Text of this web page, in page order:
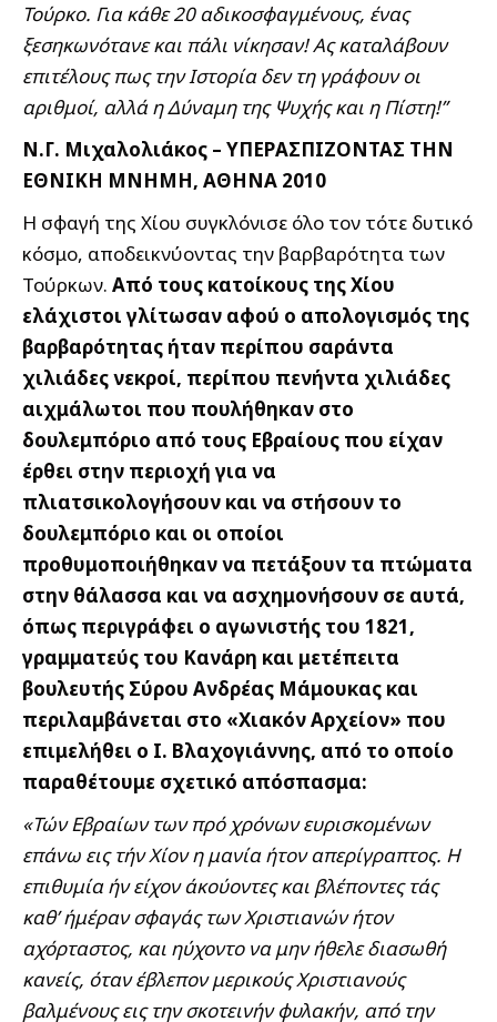
Τούρκο. Για κάθε 20 αδικοσφαγμένους, ένας
ξεσηκωνότανε και πάλι νίκησαν! Ας καταλάβουν
επιτέλους πως την Ιστορία δεν τη γράφουν οι
αριθμοί, αλλά η Δύναμη της Ψυχής και η Πίστη!”
Ν.Γ. Μιχαλολιάκος – ΥΠΕΡΑΣΠΙΖΟΝΤΑΣ ΤΗΝ
ΕΘΝΙΚΗ ΜΝΗΜΗ, ΑΘΗΝΑ 2010
Η σφαγή της Χίου συγκλόνισε όλο τον τότε δυτικό
κόσμο, αποδεικνύοντας την βαρβαρότητα των
Τούρκων. Από τους κατοίκους της Χίου
ελάχιστοι γλίτωσαν αφού ο απολογισμός της
βαρβαρότητας ήταν περίπου σαράντα
χιλιάδες νεκροί, περίπου πενήντα χιλιάδες
αιχμάλωτοι που πουλήθηκαν στο
δουλεμπόριο από τους Εβραίους που είχαν
έρθει στην περιοχή για να
πλιατσικολογήσουν και να στήσουν το
δουλεμπόριο και οι οποίοι
προθυμοποιήθηκαν να πετάξουν τα πτώματα
στην θάλασσα και να ασχημονήσουν σε αυτά,
όπως περιγράφει ο αγωνιστής του 1821,
γραμματεύς του Κανάρη και μετέπειτα
βουλευτής Σύρου Ανδρέας Μάμουκας και
περιλαμβάνεται στο «Χιακόν Αρχείον» που
επιμελήθει ο Ι. Βλαχογιάννης, από το οποίο
παραθέτουμε σχετικό απόσπασμα:
«Τών Εβραίων των πρό χρόνων ευρισκομένων
επάνω εις τήν Χίον η μανία ήτον απερίγραπτος. Η
επιθυμία ήν είχον άκούοντες και βλέποντες τάς
καθ’ ήμέραν σφαγάς των Χριστιανών ήτον
αχόρταστος, και ηύχοντο να μην ήθελε διασωθή
κανείς, όταν έβλεπον μερικούς Χριστιανούς
βαλμένους εις την σκοτεινήν φυλακήν, από την